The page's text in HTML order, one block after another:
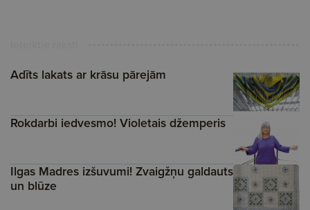
Adīts lakats ar krāsu pārejām
Rokdarbi iedvesmo! Violetais džemperis
Ilgas Madres izšuvumi! Zvaigžņu galdauts
un blūze